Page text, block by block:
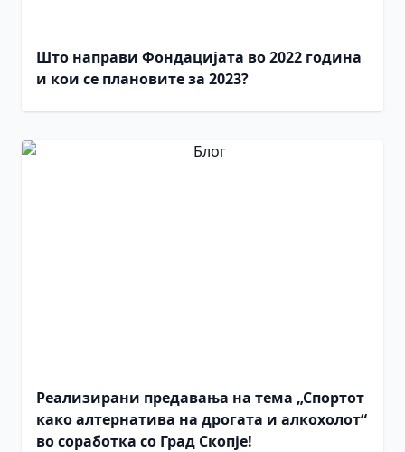
Што направи Фондацијата во 2022 година
и кои се плановите за 2023?
Реализирани предавања на тема „Спортот
како алтернатива на дрогата и алкохолот“
во соработка со Град Скопје!